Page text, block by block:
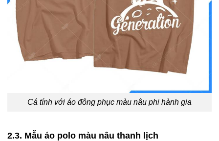
Cá tính với áo đông phục màu nâu phi hành gia
2.3. Mẫu áo polo màu nâu thanh lịch